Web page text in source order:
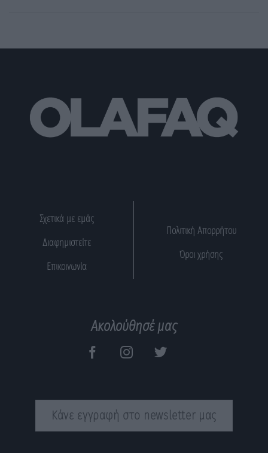
Σχετικά με εμάς
Διαφημιστείτε
Επικοινωνία
Πολιτική Απορρήτου
Όροι χρήσης
Ακολούθησέ μας
Κάνε εγγραφή στο newsletter μας